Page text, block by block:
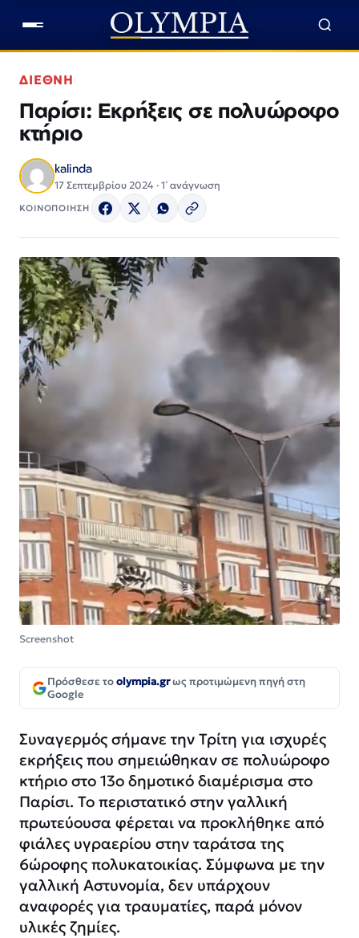
ΔΙΕΘΝΗ
Παρίσι: Εκρήξεις σε πολυώροφο
κτήριο
kalinda
17 Σεπτεμβρίου 2024 · 1΄ ανάγνωση
ΚΟΙΝΟΠΟΙΗΣΗ
Screenshot
Πρόσθεσε τοolympia.grως προτιμώμενη πηγή στη
Google
Συναγερμός σήμανε την Τρίτη για ισχυρές
εκρήξεις που σημειώθηκαν σε πολυώροφο
κτήριο στο 13ο δημοτικό διαμέρισμα στο
Παρίσι. Το περιστατικό στην γαλλική
πρωτεύουσα φέρεται να προκλήθηκε από
φιάλες υγραερίου στην ταράτσα της
6ώροφης πολυκατοικίας. Σύμφωνα με την
γαλλική Αστυνομία, δεν υπάρχουν
αναφορές για τραυματίες, παρά μόνον
υλικές ζημίες.